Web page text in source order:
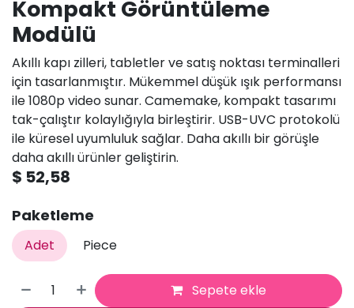
Kompakt Görüntüleme
Modülü
Akıllı kapı zilleri, tabletler ve satış noktası terminalleri
için tasarlanmıştır. Mükemmel düşük ışık performansı
ile 1080p video sunar. Camemake, kompakt tasarımı
tak-çalıştır kolaylığıyla birleştirir. USB-UVC protokolü
ile küresel uyumluluk sağlar. Daha akıllı bir görüşle
daha akıllı ürünler geliştirin.
$ 52,58
Paketleme
Adet Piece
Sepete ekle